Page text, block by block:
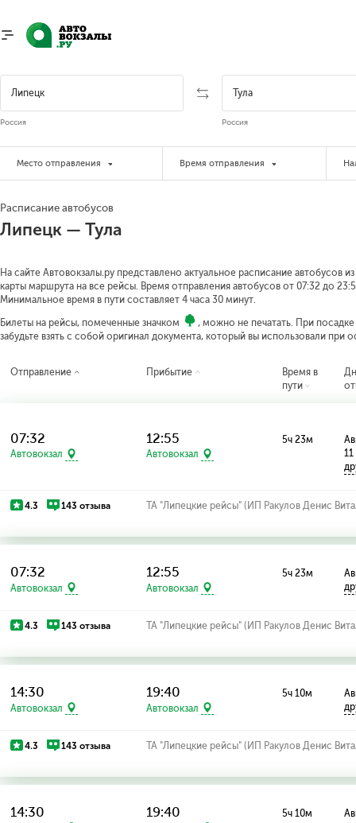
Россия Россия
Место отправления Время отправления
Расписание автобусов
Липецк — Тула
На сайте Автовокзалы.ру представлено актуальное расписание автобусов
карты маршрута на все рейсы. Время отправления автобусов от 07:32 до
Минимальное время в пути составляет 4 часа 30 минут.
Билеты на рейсы, помеченные значком
, можно не печатать. При
забудьте взять с собой оригинал документа, который вы использовали при
Отправление Прибытие
Время в
пути
07:32
Автовокзал
12:55
Автовокзал
5ч 23м
11
4.3 143 отзыва ТА "Липецкие рейсы" (ИП Ракулов Денис
07:32
Автовокзал
12:55
Автовокзал
5ч 23м
4.3 143 отзыва ТА "Липецкие рейсы" (ИП Ракулов Денис
14:30
Автовокзал
19:40
Автовокзал
5ч 10м
4.3 143 отзыва ТА "Липецкие рейсы" (ИП Ракулов Денис
14:30 19:40 5ч 10м